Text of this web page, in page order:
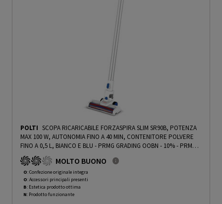
POLTI SCOPA RICARICABILE FORZASPIRA SLIM SR90B, POTENZA
MAX 100 W, AUTONOMIA FINO A 40 MIN, CONTENITORE POLVERE
FINO A 0,5 L, BIANCO E BLU - PRMG GRADING OOBN - 10%- PRMG
GRADING OOBN - 10%
MOLTO BUONO
O: Confezione originale integra
O: Accessori principali presenti
B: Estetica prodotto ottima
N: Prodotto funzionante